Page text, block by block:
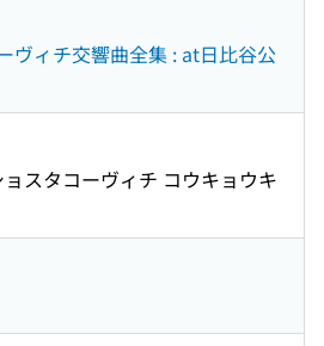
ヴィチ交響曲全集 : at日比谷公
スタコーヴィチ コウキョウキ